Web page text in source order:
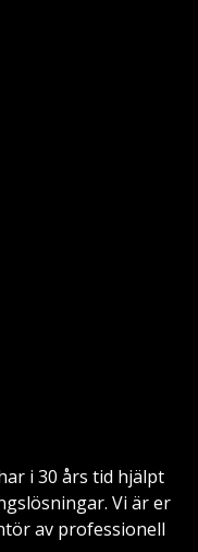
i 30 års tid hjälpt
Vi är er
av professionell